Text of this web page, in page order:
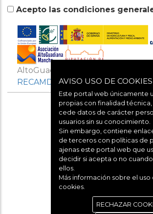
Acepto las condiciones
AltoGuadianaMancha es miembro
RECAMDERYREDR
Política de cookies
AVISO USO DE COOKIES
Este portal web únicamente
propias con finalidad
cede datos de carácter
usuarios sin su conocimiento.
Sin embargo, contiene
de terceros con políticas de
ajenas este portal web que
decidir si acepta o no
ellos.
Más información sobre el uso
cookies.
RECHAZAR